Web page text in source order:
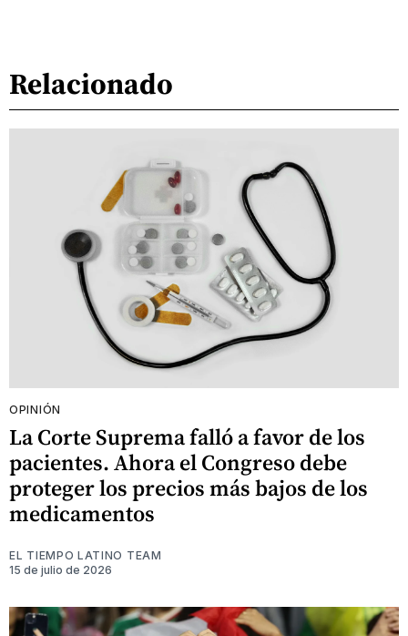
Relacionado
OPINIÓN
La Corte Suprema falló a favor de los
pacientes. Ahora el Congreso debe
proteger los precios más bajos de los
medicamentos
EL TIEMPO LATINO TEAM
15 de julio de 2026